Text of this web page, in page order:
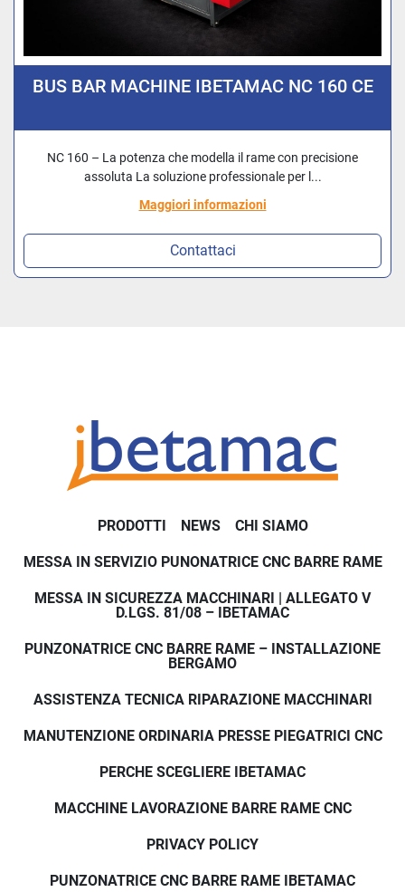
BUS BAR MACHINE IBETAMAC NC 160 CE
NC 160 – La potenza che modella il rame con precisione
assoluta La soluzione professionale per l...
Maggiori informazioni
Contattaci
PRODOTTI NEWS CHI SIAMO
MESSA IN SERVIZIO PUNONATRICE CNC BARRE RAME
MESSA IN SICUREZZA MACCHINARI | ALLEGATO V
D.LGS. 81/08 – IBETAMAC
PUNZONATRICE CNC BARRE RAME – INSTALLAZIONE
BERGAMO
ASSISTENZA TECNICA RIPARAZIONE MACCHINARI
MANUTENZIONE ORDINARIA PRESSE PIEGATRICI CNC
PERCHE SCEGLIERE IBETAMAC
MACCHINE LAVORAZIONE BARRE RAME CNC
PRIVACY POLICY
PUNZONATRICE CNC BARRE RAME IBETAMAC